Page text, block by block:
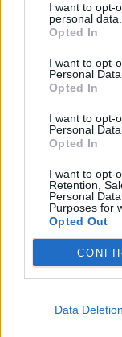
I want to opt-
personal data.
Opted In
I want to opt-
Personal Data.
Opted In
I want to opt-
Personal
Opted In
I want to opt-
Retention,
Personal
Purposes for
Opted Out
Data Deletion
Ráfizetett, aki
Budapesti
A részvénypiac
vezető
gyengültek az